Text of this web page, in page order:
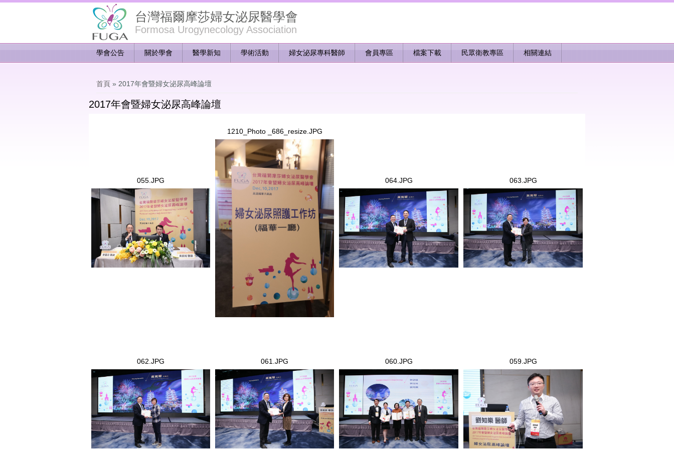
台灣福爾摩莎婦女泌尿醫學會
Formosa Urogynecology Association
學會公告 關於學會 醫學新知 學術活動 婦女泌尿專科醫師 會員專區 檔案下載 民眾衛教專區 相關連結
首頁 » 2017年會暨婦女泌尿高峰論壇
2017年會暨婦女泌尿高峰論壇
055.JPG
055.JPG
1210_Photo _686_resize.JPG
1210_Photo _686_resize.JPG
064.JPG
064.JPG
063.JPG
063.JPG
062.JPG
062.JPG
061.JPG
061.JPG
060.JPG
060.JPG
059.JPG
059.JPG